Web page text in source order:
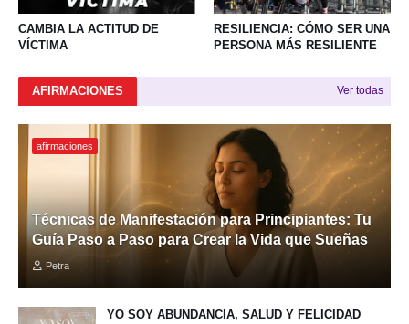
CAMBIA LA ACTITUD DE
VÍCTIMA
RESILIENCIA: CÓMO SER UNA
PERSONA MÁS RESILIENTE
AFIRMACIONES Ver todas
afirmaciones
Técnicas de Manifestación para Principiantes: Tu
Guía Paso a Paso para Crear la Vida que Sueñas
Petra
YO SOY ABUNDANCIA, SALUD Y FELICIDAD